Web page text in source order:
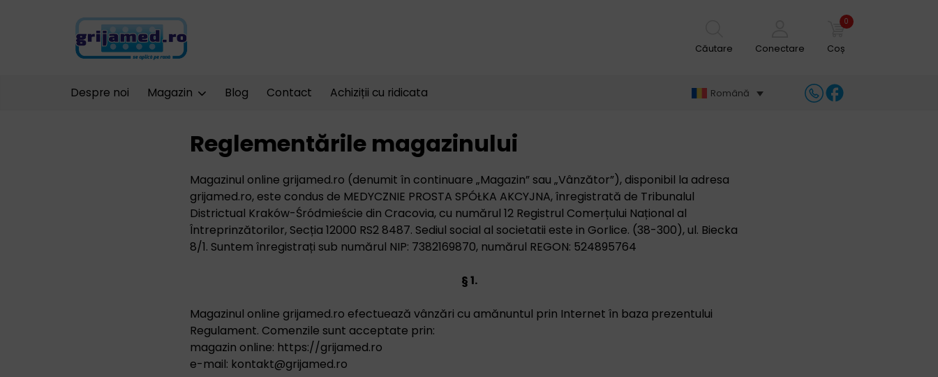
Căutare Conectare
0
Coș
Despre noi Magazin Blog Contact Achiziții cu ridicata Română
Reglementările magazinului
Magazinul online grijamed.ro (denumit în continuare „Magazin” sau „Vânzător”), disponibil la adresa
grijamed.ro, este condus de MEDYCZNIE PROSTA SPÓŁKA AKCYJNA, înregistrată de Tribunalul
Districtual Kraków-Śródmieście din Cracovia, cu numărul 12 Registrul Comerțului Național al
Întreprinzătorilor, Secția 12000 RS2 8487. Sediul social al societatii este in Gorlice. (38-300), ul. Biecka
8/1. Suntem înregistrați sub numărul NIP: 7382169870, numărul REGON: 524895764
§ 1.
Magazinul online grijamed.ro efectuează vânzări cu amănuntul prin Internet în baza prezentului
Regulament. Comenzile sunt acceptate prin:
magazin online: https://grijamed.ro
e-mail: kontakt@grijamed.ro